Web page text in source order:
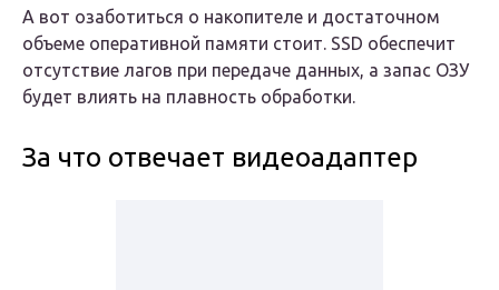
А вот озаботиться о накопителе и достаточном
объеме оперативной памяти стоит. SSD обеспечит
отсутствие лагов при передаче данных, а запас ОЗУ
будет влиять на плавность обработки.
За что отвечает видеоадаптер